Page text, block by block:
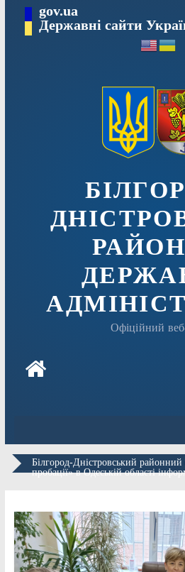
вмісту
gov.ua
Державні сайти
Офіційний
Білгород-Дністровський районний
пробації» в Одеській області